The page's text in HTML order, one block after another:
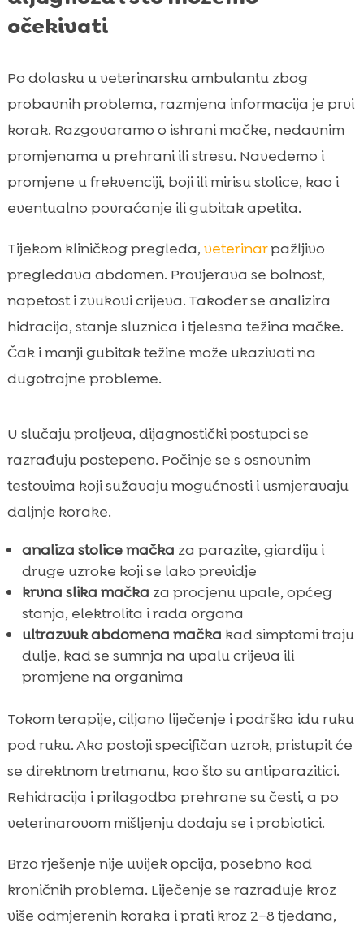
očekivati
Po dolasku u veterinarsku ambulantu zbog
probavnih problema, razmjena informacija je prvi
korak. Razgovaramo o ishrani mačke, nedavnim
promjenama u prehrani ili stresu. Navedemo i
promjene u frekvenciji, boji ili mirisu stolice, kao i
eventualno povraćanje ili gubitak apetita.
Tijekom kliničkog pregleda, veterinarpažljivo
pregledava abdomen. Provjerava se bolnost,
napetost i zvukovi crijeva. Također se analizira
hidracija, stanje sluznica i tjelesna težina mačke.
Čak i manji gubitak težine može ukazivati na
dugotrajne probleme.
U slučaju proljeva, dijagnostički postupci se
razrađuju postepeno. Počinje se s osnovnim
testovima koji sužavaju mogućnosti i usmjeravaju
daljnje korake.
analiza stolice mačka za parazite, giardiju i
druge uzroke koji se lako previdje
krvna slika mačka za procjenu upale, općeg
stanja, elektrolita i rada organa
ultrazvuk abdomena mačka kad simptomi traju
dulje, kad se sumnja na upalu crijeva ili
promjene na organima
Tokom terapije, ciljano liječenje i podrška idu ruku
pod ruku. Ako postoji specifičan uzrok, pristupit će
se direktnom tretmanu, kao što su antiparazitici.
Rehidracija i prilagodba prehrane su česti, a po
veterinarovom mišljenju dodaju se i probiotici.
Brzo rješenje nije uvijek opcija, posebno kod
kroničnih problema. Liječenje se razrađuje kroz
više odmjerenih koraka i prati kroz 2–8 tjedana,